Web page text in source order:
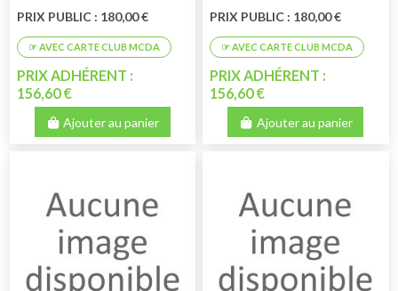
PRIX PUBLIC : 180,00 €
PRIX ADHÉRENT :
156,60 €
Ajouter au panier
PRIX PUBLIC : 180,00 €
PRIX ADHÉRENT :
156,60 €
Ajouter au panier